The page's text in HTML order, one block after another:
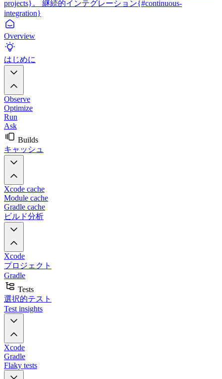
projects}。 継続的インテグレーション{#continuous-
integration}
Overview
はじめに
Observe
Optimize
Run
Ask
Builds
キャッシュ
Xcode cache
Module cache
Gradle cache
ビルド分析
Xcode
プロジェクト
Gradle
Tests
選択的テスト
Test insights
Xcode
Gradle
Flaky tests